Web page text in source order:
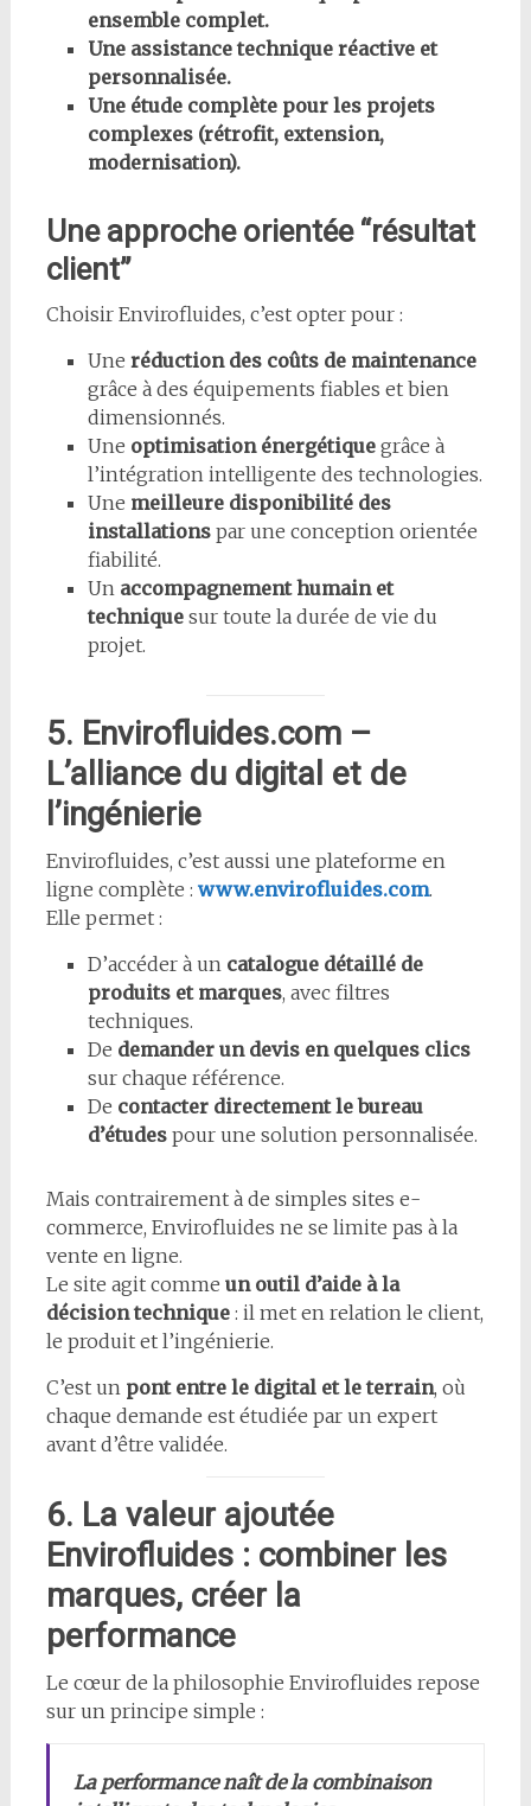
ensemble complet.
Une assistance technique réactive et
personnalisée.
Une étude complète pour les projets
complexes (rétrofit, extension,
modernisation).
Une approche orientée “résultat
client”
Choisir Envirofluides, c’est opter pour :
Une réduction des coûts de maintenance
grâce à des équipements fiables et bien
dimensionnés.
Une optimisation énergétiquegrâce à
l’intégration intelligente des technologies.
Une meilleure disponibilité des
installationspar une conception orientée
fiabilité.
Un accompagnement humain et
techniquesur toute la durée de vie du
projet.
5. Envirofluides.com –
L’alliance du digital et de
l’ingénierie
Envirofluides, c’est aussi une plateforme en
ligne complète : www.envirofluides.com.
Elle permet :
D’accéder à un catalogue détaillé de
produits et marques, avec filtres
techniques.
De demander un devis en quelques clics
sur chaque référence.
De contacter directement le bureau
d’étudespour une solution personnalisée.
Mais contrairement à de simples sites e-
commerce, Envirofluides ne se limite pas à la
vente en ligne.
Le site agit comme un outil d’aide à la
décision technique: il met en relation le client,
le produit et l’ingénierie.
C’est un pont entre le digital et le terrain, où
chaque demande est étudiée par un expert
avant d’être validée.
6. La valeur ajoutée
Envirofluides : combiner les
marques, créer la
performance
Le cœur de la philosophie Envirofluides repose
sur un principe simple :
La performance naît de la combinaison